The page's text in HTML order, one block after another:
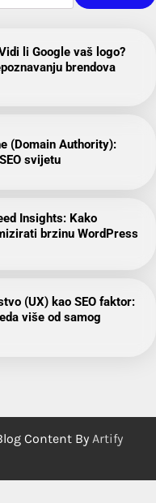
li Google vaš logo?
brendova
(Domain Authority):
svijetu
Insights: Kako
brzinu WordPress
(UX) kao SEO faktor:
više od samog
Content By Artify